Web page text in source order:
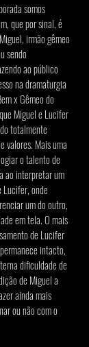
somos
que por sinal, é
irmão gêmeo
sendo
ao público
na dramaturgia
x Gêmeo do
Miguel e Lucifer
totalmente
valores. Mais uma
o talento de
ao interpretar um
Lucifer, onde
um do outro,
em tela. O mais
de Lucifer
intacto,
dificuldade de
de Miguel a
ainda mais
ou não com o